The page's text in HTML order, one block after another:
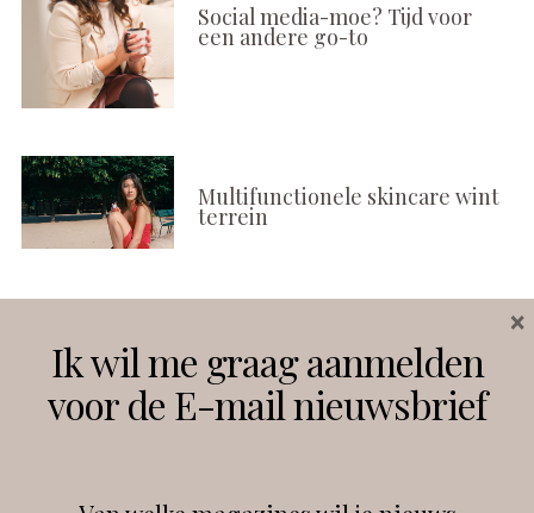
Social media-moe? Tijd voor
een andere go-to
Multifunctionele skincare wint
terrein
Instagram Facebook
Ik wil me graag aanmelden
voor de E-mail nieuwsbrief
×